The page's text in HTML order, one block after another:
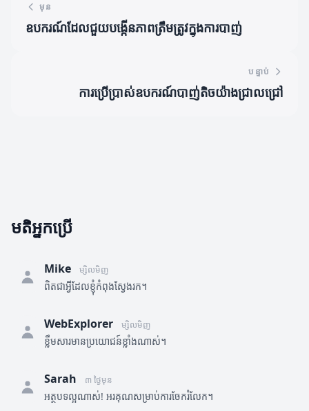
មុន
ឧបករណ៍ដែលជួយបង្កើនភាពត្រឹមត្រូវក្នុងការបាញ់
បន្ទាប់
ការប្រើប្រាស់ឧបករណ៍បាញ់តិចយ៉ាងជ្រាលជ្រៅ
មតិអ្នកប្រើ
Mike ម្សិលមិញ
ពិតជាអ្វីដែលខ្ញុំកំពុងស្វែងរក។
WebExplorer ម្សិលមិញ
ខ្លឹមសារមានប្រយោជន៍ខ្លាំងណាស់។
Sarah ៣ ថ្ងៃមុន
អត្ថបទល្អណាស់! អរគុណសម្រាប់ការចែករំលែក។